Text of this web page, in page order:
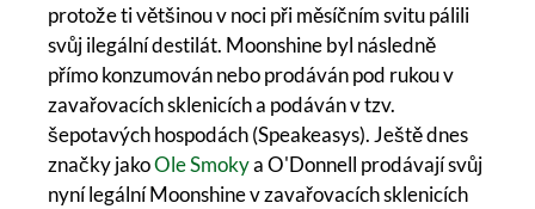
protože ti většinou v noci při měsíčním svitu pálili
svůj ilegální destilát. Moonshine byl následně
přímo konzumován nebo prodáván pod rukou v
zavařovacích sklenicích a podáván v tzv.
šepotavých hospodách (Speakeasys). Ještě dnes
značky jakoOle Smokya O'Donnell prodávají svůj
nyní legální Moonshine v zavařovacích sklenicích